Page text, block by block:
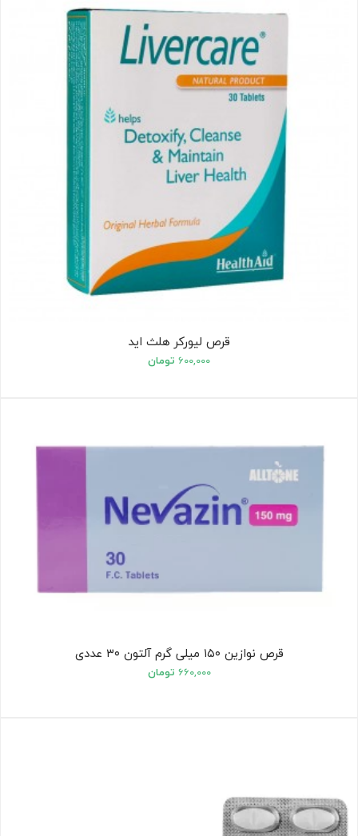
قرص لیورکر هلث اید
۶۰۰,۰۰۰ تومان
قرص نوازین ۱۵۰ میلی گرم آلتون ۳۰ عددی
۶۶۰,۰۰۰ تومان